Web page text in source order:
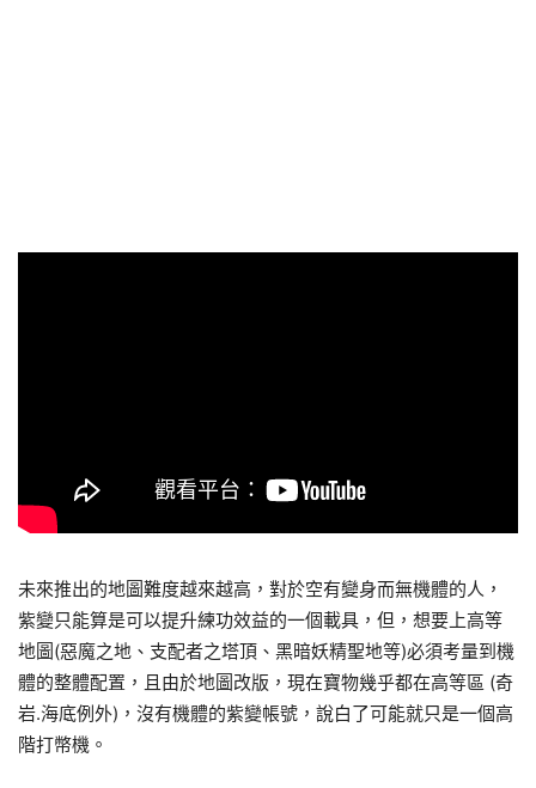
未來推出的地圖難度越來越高，對於空有變身而無機體的人，
紫變只能算是可以提升練功效益的一個載具，但，想要上高等
地圖(惡魔之地、支配者之塔頂、黑暗妖精聖地等)必須考量到機
體的整體配置，且由於地圖改版，現在寶物幾乎都在高等區 (奇
岩.海底例外)，沒有機體的紫變帳號，說白了可能就只是一個高
階打幣機。